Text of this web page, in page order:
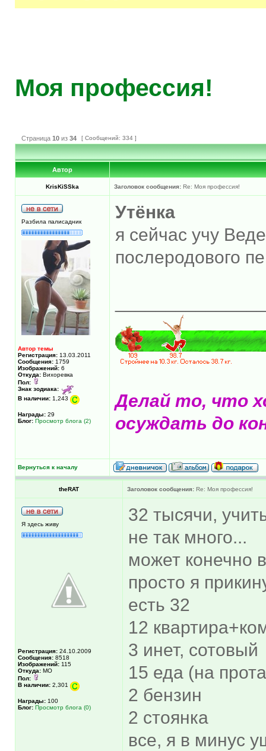
Моя профессия!
Страница 10 из 34 [ Сообщений: 334 ]
Автор
KrisKiSSka Заголовок сообщения: Re: Моя профессия!
Разбила палисадник
Автор темы
Регистрация: 13.03.2011
Сообщения: 1759
Изображений: 6
Откуда: Вихоревка
Пол:
Знак зодиака:
В наличии: 1,243
Награды: 29
Блог: Просмотр блога (2)
Утёнка
я сейчас учу
послеродового
Делай то, что
осуждать до
Вернуться к началу
theRAT Заголовок сообщения: Re: Моя профессия!
Я здесь живу
Регистрация: 24.10.2009
Сообщения: 8518
Изображений: 115
Откуда: МО
Пол:
В наличии: 2,301
Награды: 100
Блог: Просмотр блога (0)
32 тысячи,
не так много...
может конечно
просто я
есть 32
12
3 инет, сотовый
15 еда (на
2 бензин
2 стоянка
все, я в минус